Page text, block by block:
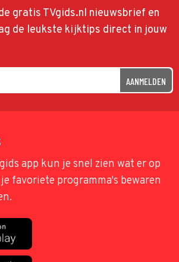
gratis TVgids.nl nieuwsbrief en
de leukste kijktips direct in jouw
AANMELDEN
app kun je snel zien wat er op
favoriete programma's bewaren